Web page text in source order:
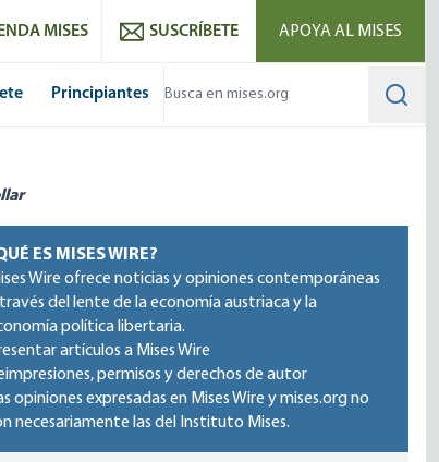
MISES SUSCRÍBETE APOYA AL MISES
Principiantes
ES MISES WIRE?
Wire ofrece noticias y opiniones contemporáneas
del lente de la economía austriaca y la
política libertaria.
artículos a Mises Wire
permisos y derechos de autor
opiniones expresadas en Mises Wire y mises.org no
necesariamente las del Instituto Mises.